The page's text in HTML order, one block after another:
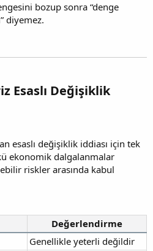
bozup sonra “denge
diyemez.
Esaslı Değişiklik
esaslı değişiklik iddiası için tek
ekonomik dalgalanmalar
riskler arasında kabul
Değerlendirme
Genellikle yeterli değildir